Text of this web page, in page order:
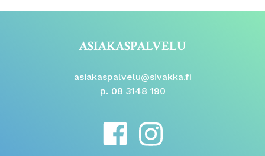
ASIAKASPALVELU
asiakaspalvelu@sivakka.fi
p. 08 3148 190